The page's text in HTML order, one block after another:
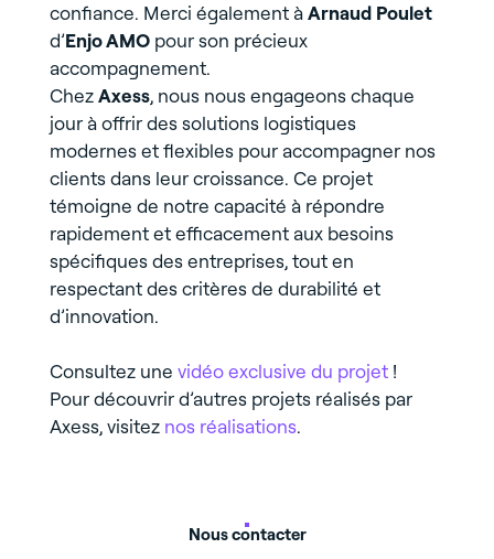
confiance. Merci également àArnaud Poulet
d’Enjo AMOpour son précieux
accompagnement.
ChezAxess, nous nous engageons chaque
jour à offrir des solutions logistiques
modernes et flexibles pour accompagner nos
clients dans leur croissance. Ce projet
témoigne de notre capacité à répondre
rapidement et efficacement aux besoins
spécifiques des entreprises, tout en
respectant des critères de durabilité et
d’innovation.
Consultez une vidéo exclusive du projet!
Pour découvrir d’autres projets réalisés par
Axess, visitez nos réalisations.
Nous contacter